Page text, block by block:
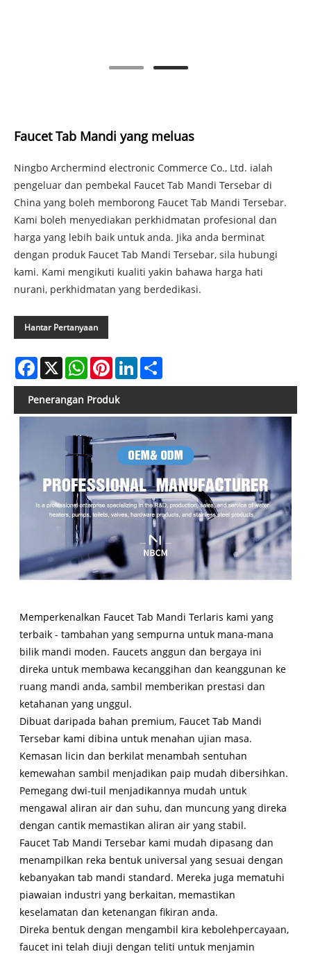
Faucet Tab Mandi yang meluas
Ningbo Archermind electronic Commerce Co., Ltd. ialah
pengeluar dan pembekal Faucet Tab Mandi Tersebar di
China yang boleh memborong Faucet Tab Mandi Tersebar.
Kami boleh menyediakan perkhidmatan profesional dan
harga yang lebih baik untuk anda. Jika anda berminat
dengan produk Faucet Tab Mandi Tersebar, sila hubungi
kami. Kami mengikuti kualiti yakin bahawa harga hati
nurani, perkhidmatan yang berdedikasi.
Hantar Pertanyaan
Facebook
X WhatsAppPinterestLinkedIn
Penerangan Produk
Memperkenalkan Faucet Tab Mandi Terlaris kami yang
terbaik - tambahan yang sempurna untuk mana-mana
bilik mandi moden. Faucets anggun dan bergaya ini
direka untuk membawa kecanggihan dan keanggunan ke
ruang mandi anda, sambil memberikan prestasi dan
ketahanan yang unggul.
Dibuat daripada bahan premium, Faucet Tab Mandi
Tersebar kami dibina untuk menahan ujian masa.
Kemasan licin dan berkilat menambah sentuhan
kemewahan sambil menjadikan paip mudah dibersihkan.
Pemegang dwi-tuil menjadikannya mudah untuk
mengawal aliran air dan suhu, dan muncung yang direka
dengan cantik memastikan aliran air yang stabil.
Faucet Tab Mandi Tersebar kami mudah dipasang dan
menampilkan reka bentuk universal yang sesuai dengan
kebanyakan tab mandi standard. Mereka juga mematuhi
piawaian industri yang berkaitan, memastikan
keselamatan dan ketenangan fikiran anda.
Direka bentuk dengan mengambil kira kebolehpercayaan,
faucet ini telah diuji dengan teliti untuk menjamin